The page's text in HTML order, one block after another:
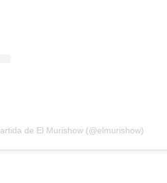
de El Murishow (@elmurishow)